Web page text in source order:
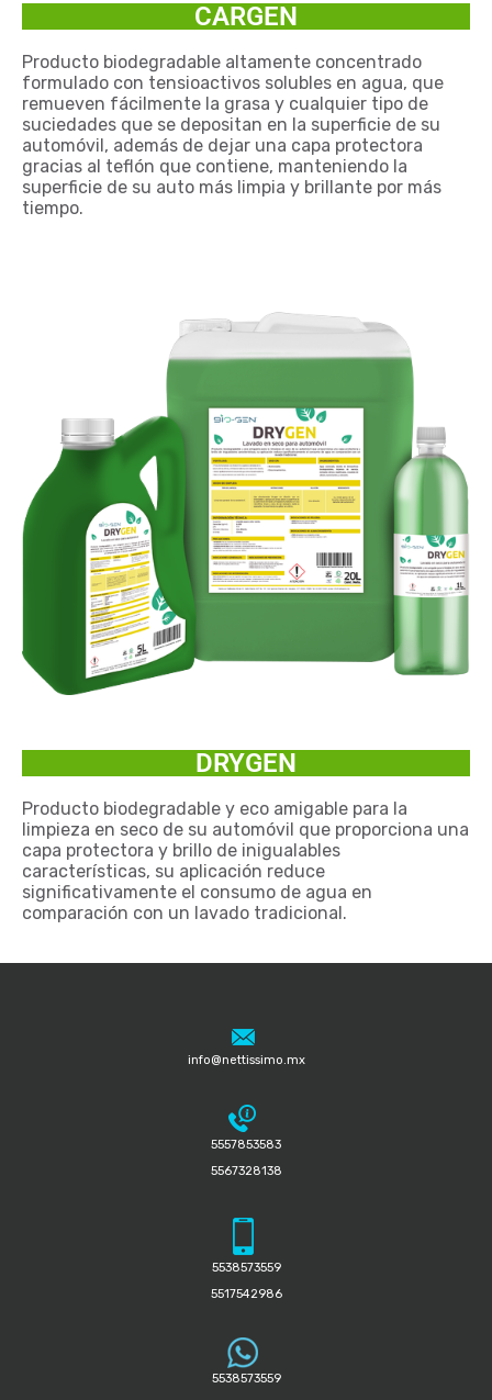
CARGEN
Producto biodegradable altamente concentrado
formulado con tensioactivos solubles en agua, que
remueven fácilmente la grasa y cualquier tipo de
suciedades que se depositan en la superficie de su
automóvil, además de dejar una capa protectora
gracias al teflón que contiene, manteniendo la
superficie de su auto más limpia y brillante por más
tiempo.
DRYGEN
Producto biodegradable y eco amigable para la
limpieza en seco de su automóvil que proporciona una
capa protectora y brillo de inigualables
características, su aplicación reduce
significativamente el consumo de agua en
comparación con un lavado tradicional.
info@nettissimo.mx
5557853583
5567328138
5538573559
5517542986
5538573559